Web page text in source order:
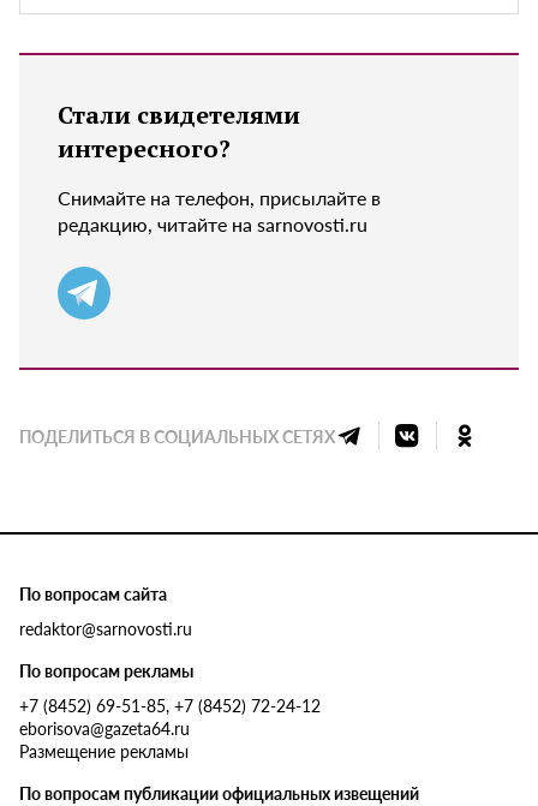
Стали свидетелями
интересного?
Снимайте на телефон, присылайте в
редакцию, читайте на sarnovosti.ru
ПОДЕЛИТЬСЯ В СОЦИАЛЬНЫХ СЕТЯХ
По вопросам сайта
redaktor@sarnovosti.ru
По вопросам рекламы
+7 (8452) 69-51-85, +7 (8452) 72-24-12
eborisova@gazeta64.ru
Размещение рекламы
По вопросам публикации официальных извещений